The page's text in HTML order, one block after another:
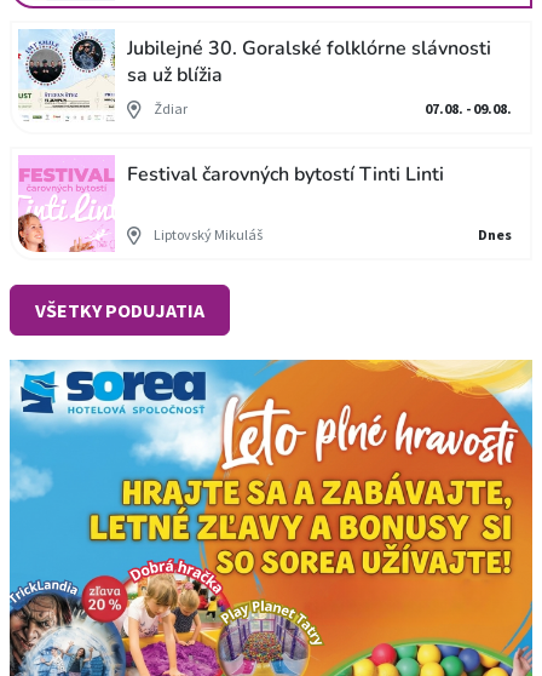
Jubilejné 30. Goralské folklórne slávnosti
sa už blížia
Ždiar 07.08. - 09.08.
Festival čarovných bytostí Tinti Linti
Liptovský Mikuláš Dnes
VŠETKY PODUJATIA